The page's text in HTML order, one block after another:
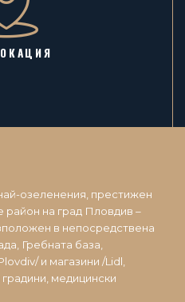
озеленения, престижен
район на град Пловдив –
в непосредствена
Гребната база,
и магазини /Lidl,
медицински